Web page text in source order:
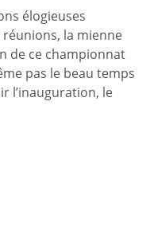
élogieuses
la mienne
de ce championnat
pas le beau temps
l’inauguration, le